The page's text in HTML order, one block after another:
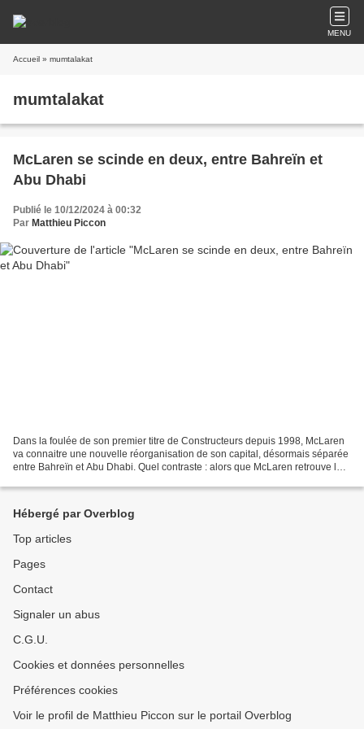
MENU
Accueil » mumtalakat
mumtalakat
McLaren se scinde en deux, entre Bahreïn et
Abu Dhabi
Publié le 10/12/2024 à 00:32
Par Matthieu Piccon
Dans la foulée de son premier titre de Constructeurs depuis 1998, McLaren
va connaitre une nouvelle réorganisation de son capital, désormais séparée
entre Bahreïn et Abu Dhabi. Quel contraste : alors que McLaren retrouve le
Hébergé par Overblog
Top articles
Pages
Contact
Signaler un abus
C.G.U.
Cookies et données personnelles
Préférences cookies
Voir le profil de Matthieu Piccon sur le portail Overblog